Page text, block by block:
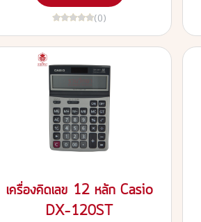
(0)
เครื่องคิดเลข 12 หลัก Casio
DX-120ST